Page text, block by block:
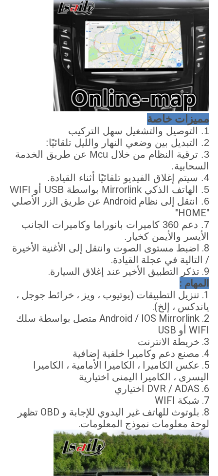
مميزات خاصة
1. التوصيل والتشغيل سهل التركيب
2. التبديل بين وضعي النهار والليل تلقائيًا:
3. ترقية النظام من خلال Mcu عن طريق الخدمة
السحابية.
4. سيتم إغلاق الفيديو تلقائيًا أثناء القيادة.
5. الهاتف الذكي Mirrorlink بواسطة USB أو WIFI
6.
انتقل إلى نظام Android عن طريق الزر الأصلي
"HOME"
7. دعم 360 كاميرات بانوراما وكاميرات الجانب
الأيسر والأيمن كخيار.
8. اضبط مستوى الصوت وانتقل إلى الأغنية الأخيرة
/ التالية في عجلة القيادة.
9. تذكر التطبيق الأخير عند إغلاق السيارة.
المهام :
1. تنزيل التطبيقات (يوتيوب ، ويز ، خرائط جوجل ،
ياندكس ، إلخ).
2. Android / IOS Mirrorlink متصل بواسطة سلك
WIFI أو USB
3. خريطة الانترنت
4. مصنع دعم وكاميرا خلفية إضافية
5. عكس الكاميرا ، الكاميرا الأمامية ، الكاميرا
اليسرى ، الكاميرا اليمنى اختيارية
6. DVR / ADAS اختياري
7. شبكة WIFI
8. بلوتوث للهاتف غير اليدوي للإجابة و OBD تظهر
لوحة معلومات نموذج المعلومات.